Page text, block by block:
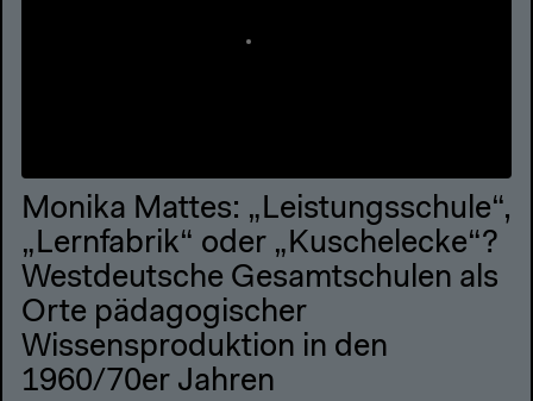
Monika Mattes: „Leistungsschule“,
„Lernfabrik“ oder „Kuschelecke“?
Westdeutsche Gesamtschulen als
Orte pädagogischer
Wissensproduktion in den
1960/70er Jahren